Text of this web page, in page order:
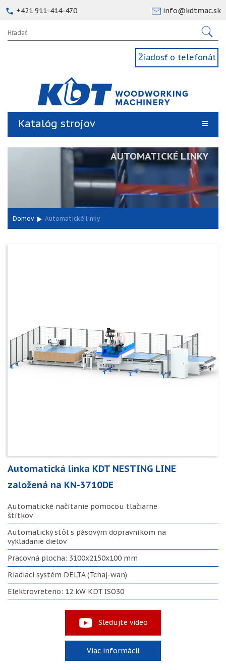
+421 911-414-470 info@kdtmac.sk
Žiadosť o telefonát
Katalóg strojov
AUTOMATICKÉ LINKY
Domov Automatické linky
Automatická linka KDT NESTING LINE
založená na KN-3710DE
Automatické načítanie pomocou tlačiarne
štítkov
Automatický stôl s pásovým dopravníkom na
vykladanie dielov
Pracovná plocha: 3100x2150x100 mm
Riadiaci systém DELTA (Tchaj-wan)
Elektrovreteno: 12 kW KDT ISO30
Sledujte video
Viac informácií